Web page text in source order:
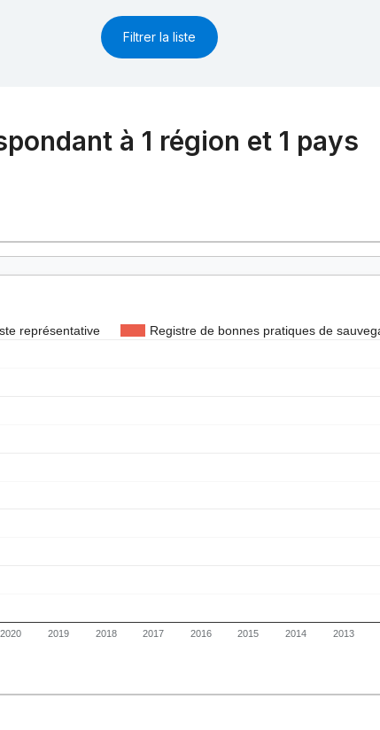
Filtrer la liste
à 1 région et 1 pays
représentative Registre de bonnes pratiques de
2020 2019 2018 2017 2016 2015 2014 2013